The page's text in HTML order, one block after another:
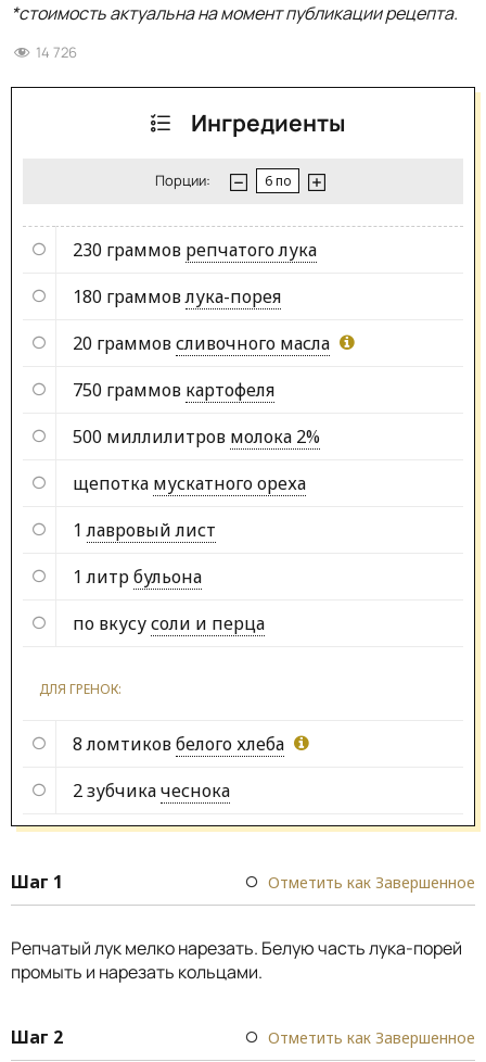
*стоимость актуальна на момент публикации рецепта.
14 726
Ингредиенты
Порции:
230 граммов репчатого лука
180 граммовлука-порея
20 граммовсливочного масла
750 граммов картофеля
500 миллилитров молока 2%
щепотка мускатного ореха
1 лавровый лист
1 литрбульона
по вкусусоли и перца
ДЛЯ ГРЕНОК:
8 ломтиковбелого хлеба
2 зубчикачеснока
Шаг 1 Отметить как Завершенное
Репчатый лук мелко нарезать. Белую часть лука-порей
промыть и нарезать кольцами.
Шаг 2 Отметить как Завершенное